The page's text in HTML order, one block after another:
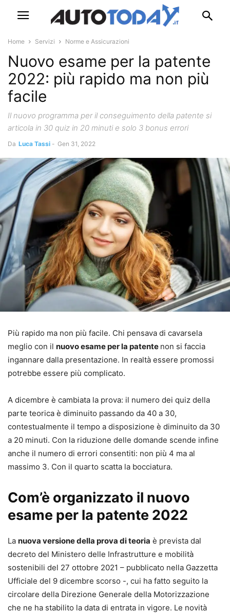
Home Servizi Norme e Assicurazioni
Nuovo esame per la patente
2022: più rapido ma non più
facile
Il nuovo programma per il conseguimento della patente si
articola in 30 quiz in 20 minuti e solo 3 bonus errori
Da Luca Tassi - Gen 31, 2022
Più rapido ma non più facile. Chi pensava di cavarsela
meglio con il nuovo esame per la patente non si faccia
ingannare dalla presentazione. In realtà essere promossi
potrebbe essere più complicato.
A dicembre è cambiata la prova: il numero dei quiz della
parte teorica è diminuito passando da 40 a 30,
contestualmente il tempo a disposizione è diminuito da 30
a 20 minuti. Con la riduzione delle domande scende infine
anche il numero di errori consentiti: non più 4 ma al
massimo 3. Con il quarto scatta la bocciatura.
Com’è organizzato il nuovo
esame per la patente 2022
La nuova versione della prova di teoria è prevista dal
decreto del Ministero delle Infrastrutture e mobilità
sostenibili del 27 ottobre 2021 – pubblicato nella Gazzetta
Ufficiale del 9 dicembre scorso -, cui ha fatto seguito la
circolare della Direzione Generale della Motorizzazione
che ne ha stabilito la data di entrata in vigore. Le novità